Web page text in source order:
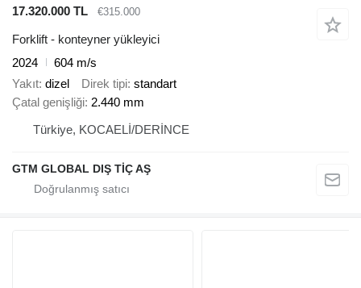
17.320.000 TL €315.000
Forklift - konteyner yükleyici
2024
604 m/s
Yakıt dizel Direk tipi standart
Çatal genişliği 2.440 mm
Türkiye, KOCAELİ/DERİNCE
GTM GLOBAL DIŞ TİÇ AŞ